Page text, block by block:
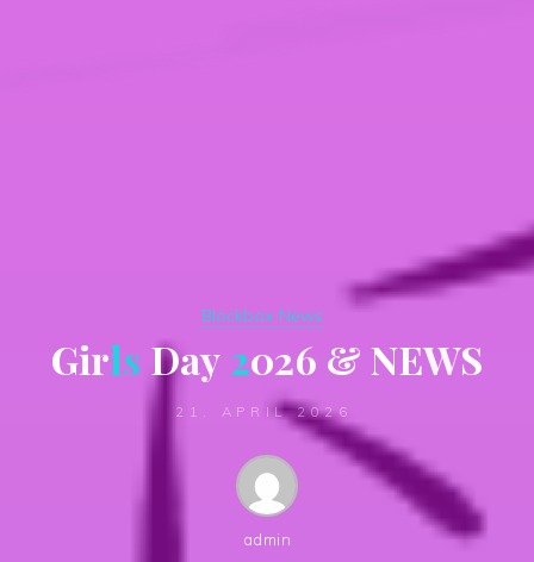
Blockbox News
Girls Day 2026 & NEWS
21. APRIL 2026
admin